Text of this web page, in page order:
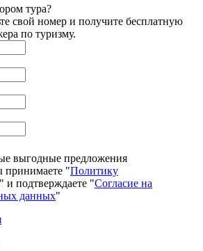
тура?
свой номер и получите бесплатную
по туризму.
выгодные предложения
принимаете "Политику
" и подтверждаете "Согласие на
данных"